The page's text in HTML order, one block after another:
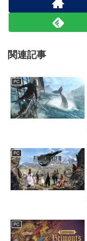
関連記事
PC
PC
PC